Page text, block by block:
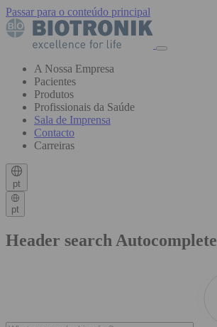
Passar para o conteúdo principal
A Nossa Empresa
Pacientes
Produtos
Profissionais da Saúde
Sala de Imprensa
Contacto
Carreiras
pt
pt
Header search Autocomplete